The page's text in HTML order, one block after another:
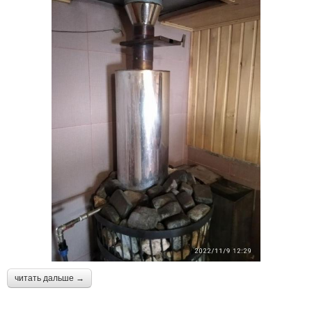
читать дальше →